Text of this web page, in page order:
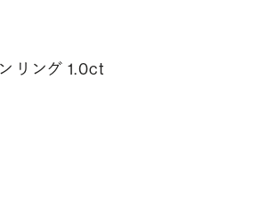
クダイヤモンドなど、お好みの宝石を
リング 1.0ct